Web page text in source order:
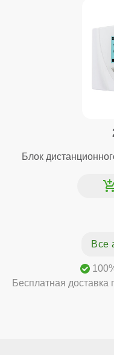
Блок
Все
Бесплатная доставка